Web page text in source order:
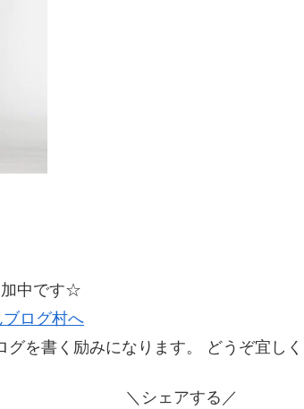
中です☆
グを書く励みになります。 どうぞ宜し
＼シェアする／